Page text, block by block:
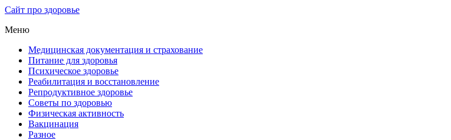
Сайт про здоровье
Меню
Медицинская документация и страхование
Питание для здоровья
Психическое здоровье
Реабилитация и восстановление
Репродуктивное здоровье
Советы по здоровью
Физическая активность
Вакцинация
Разное